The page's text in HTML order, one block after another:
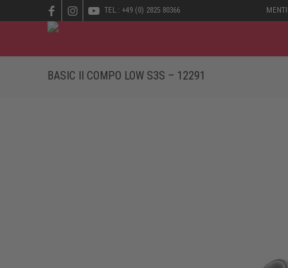
TEL.: +49 (0) 2825 80366
BASIC II COMPO LOW S3S – 12291